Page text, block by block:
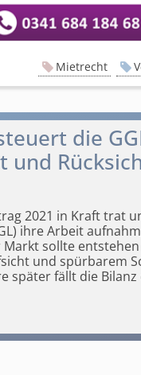
Mietrecht
die
und
2021 in Kraft trat
ihre Arbeit
Markt sollte
und spürbarem
später fällt die